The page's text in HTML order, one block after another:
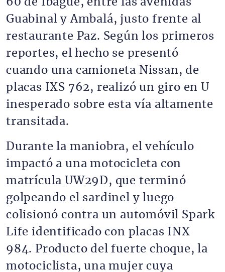
60 de Ibagué, entre las avenidas
Guabinal y Ambalá, justo frente al
restaurante Paz. Según los primeros
reportes, el hecho se presentó
cuando una camioneta Nissan, de
placas IXS 762, realizó un giro en U
inesperado sobre esta vía altamente
transitada.
Durante la maniobra, el vehículo
impactó a una motocicleta con
matrícula UW29D, que terminó
golpeando el sardinel y luego
colisionó contra un automóvil Spark
Life identificado con placas INX
984. Producto del fuerte choque, la
motociclista, una mujer cuya